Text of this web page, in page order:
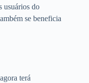
usuários do
se beneficia
terá